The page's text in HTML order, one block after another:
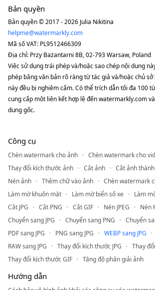
Bản quyền
Bản quyền © 2017 - 2026 Julia Nikitina
helpme@watermarkly.com
Mã số VAT: PL9512466309
Địa chỉ: Przy Bażantarni 8B, 02-793 Warsaw, Poland
Việc sử dụng trái phép và/hoặc sao chép nội dung
phép bằng văn bản rõ ràng từ tác giả và/hoặc chủ
này đều bị nghiêm cấm. Có thể trích dẫn tối đa 100
cung cấp một liên kết hợp lệ đến watermarkly.com
dung gốc.
Công cụ
Chèn watermark cho ảnh
Chèn watermark cho
Thay đổi kích thước ảnh
Cắt ảnh
Cắt ảnh
Nén ảnh
Thêm chữ vào ảnh
Chèn watermark
Làm mờ khuôn mặt
Làm mờ biển số xe
Làm
Cắt JPG
Cắt PNG Cắt GIF Nén JPEG Nén
Chuyển sang JPG
Chuyển sang PNG
Chuyển
PDF sang JPG
PNG sang JPG WEBP sang JPG
RAW sang JPG
Thay đổi kích thước JPG
Thay
Thay đổi kích thước GIF
Tăng độ phân giải ảnh
Hướng dẫn